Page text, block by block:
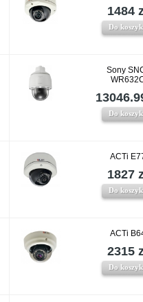
1484
Do
Sony
Do
ACTi
1827
Do
ACTi
2315
Do